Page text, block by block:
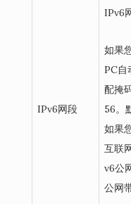
IPv6网段
IPv6
如果
PC自
配掩
56。
如果
互联
v6公
公网